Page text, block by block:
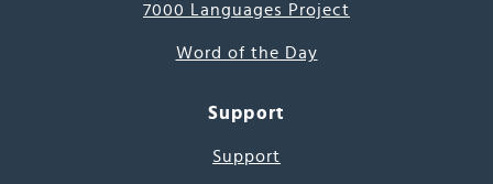
7000 Languages Project
Word of the Day
Support
Support